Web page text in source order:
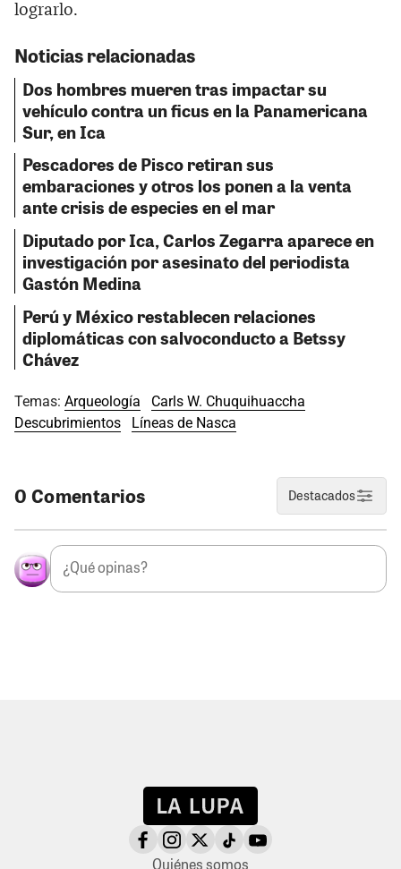
lograrlo.
Noticias relacionadas
Dos hombres mueren tras impactar su
vehículo contra un ficus en la Panamericana
Sur, en Ica
Pescadores de Pisco retiran sus
embaraciones y otros los ponen a la venta
ante crisis de especies en el mar
Diputado por Ica, Carlos Zegarra aparece en
investigación por asesinato del periodista
Gastón Medina
Perú y México restablecen relaciones
diplomáticas con salvoconducto a Betssy
Chávez
Temas: Arqueología
Carls W. Chuquihuaccha
Descubrimientos
Líneas de Nasca
0 Comentarios Destacados
Quiénes somos